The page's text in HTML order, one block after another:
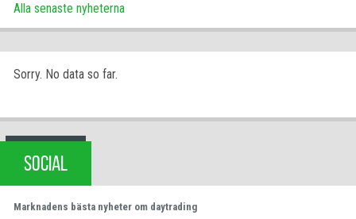
Alla senaste nyheterna
Sorry. No data so far.
SOCIAL
Marknadens bästa nyheter om daytrading